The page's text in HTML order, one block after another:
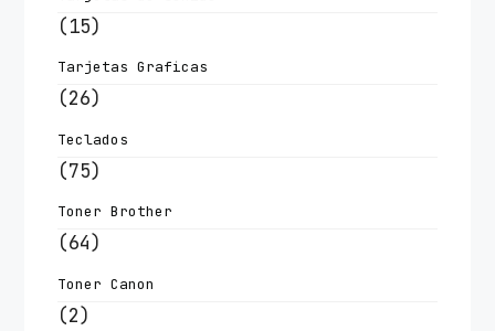
(15)
Tarjetas Graficas
(26)
Teclados
(75)
Toner Brother
(64)
Toner Canon
(2)